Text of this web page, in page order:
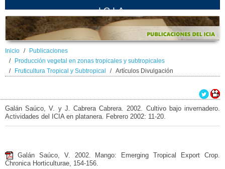
ICIA
Inicio
Publicaciones
Producción vegetal en zonas tropicales y subtropicales
Fruticultura Tropical y Subtropical
Artículos Divulgación
Galán Saúco, V. y J. Cabrera Cabrera. 2002. Cultivo bajo invernadero.
Actividades del ICIA en platanera. Febrero 2002: 11-20.
Galán Saúco, V. 2002. Mango: Emerging Tropical Export Crop.
Chronica Horticulturae, 154-156.